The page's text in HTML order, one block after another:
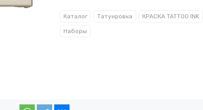
Каталог Татуировка КРАСКА TATTOO INK
Наборы